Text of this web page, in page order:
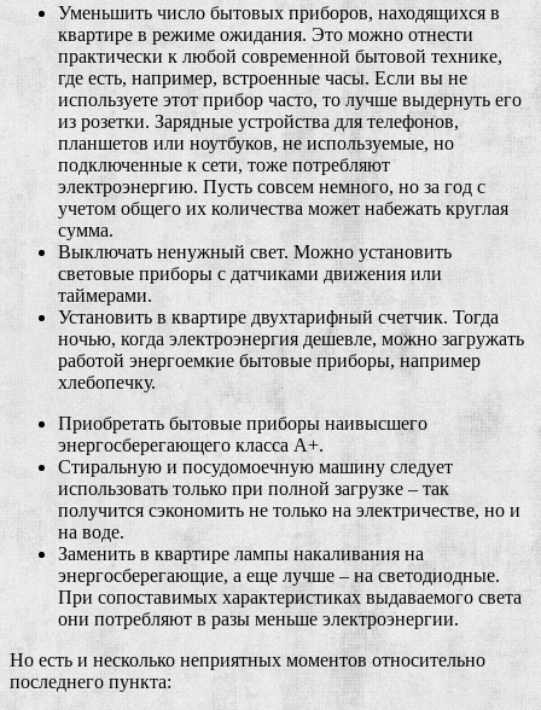
Уменьшить число бытовых приборов, находящихся в
квартире в режиме ожидания. Это можно отнести
практически к любой современной бытовой технике,
где есть, например, встроенные часы. Если вы не
используете этот прибор часто, то лучше выдернуть его
из розетки. Зарядные устройства для телефонов,
планшетов или ноутбуков, не используемые, но
подключенные к сети, тоже потребляют
электроэнергию. Пусть совсем немного, но за год с
учетом общего их количества может набежать круглая
сумма.
Выключать ненужный свет. Можно установить
световые приборы с датчиками движения или
таймерами.
Установить в квартире двухтарифный счетчик. Тогда
ночью, когда электроэнергия дешевле, можно загружать
работой энергоемкие бытовые приборы, например
хлебопечку.
Приобретать бытовые приборы наивысшего
энергосберегающего класса А+.
Стиральную и посудомоечную машину следует
использовать только при полной загрузке – так
получится сэкономить не только на электричестве, но и
на воде.
Заменить в квартире лампы накаливания на
энергосберегающие, а еще лучше – на светодиодные.
При сопоставимых характеристиках выдаваемого света
они потребляют в разы меньше электроэнергии.
Но есть и несколько неприятных моментов относительно
последнего пункта: